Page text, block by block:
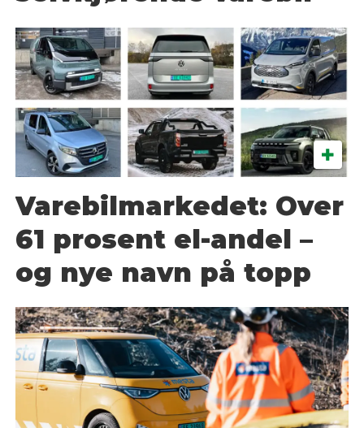
Varebilmarkedet: Over
61 prosent el-andel –
og nye navn på topp